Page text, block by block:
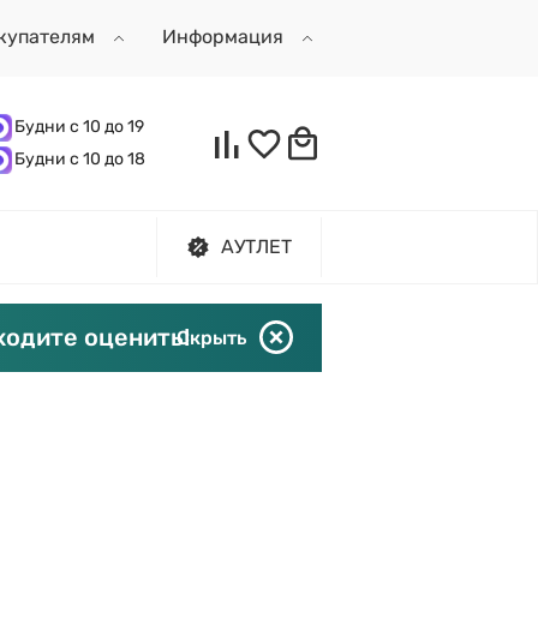
Информация
Будни с 10 до 19
Будни с 10 до 18
АУТЛЕТ
оценить!Скрыть